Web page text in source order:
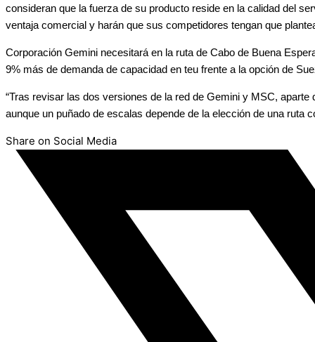
consideran que la fuerza de su producto reside en la calidad del
ventaja comercial y harán que sus competidores tengan que
Corporación Gemini necesitará en la ruta de Cabo de Buena
9% más de demanda de capacidad en teu frente a la opción de
“Tras revisar las dos versiones de la red de Gemini y MSC,
aunque un puñado de escalas depende de la elección de una
Share on Social Media